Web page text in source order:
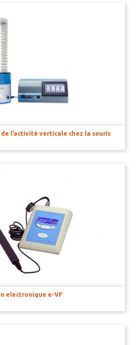
de l’activité verticale chez la souris
electronique e-VF